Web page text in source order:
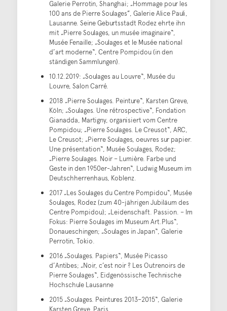
Galerie Perrotin, Shanghai; „Hommage pour les
100 ans de Pierre Soulages”, Galerie Alice Pauli,
Lausanne. Seine Geburtsstadt Rodez ehrte ihn
mit „Pierre Soulages, un musée imaginaire“,
Musée Fenaille; „Soulages et le Musée national
d’art moderne“, Centre Pompidou (in den
ständigen Sammlungen).
10.12.2019: „Soulages au Louvre“, Musée du
Louvre, Salon Carré.
2018 „Pierre Soulages. Peinture“, Karsten Greve,
Köln; „Soulages. Une rétrospective“, Fondation
Gianadda, Martigny, organisiert vom Centre
Pompidou; „Pierre Soulages. Le Creusot“, ARC,
Le Creusot; „Pierre Soulages, oeuvres sur papier.
Une présentation“, Musée Soulages, Rodez;
„Pierre Soulages. Noir – Lumière. Farbe und
Geste in den 1950er-Jahren“, Ludwig Museum im
Deutschherrenhaus, Koblenz.
2017 „Les Soulages du Centre Pompidou“, Musée
Soulages, Rodez (zum 40-jährigen Jubiläum des
Centre Pompidou); „Leidenschaft. Passion. – Im
Fokus: Pierre Soulages im Museum Art.Plus“,
Donaueschingen; „Soulages in Japan“, Galerie
Perrotin, Tokio.
2016 „Soulages. Papiers“, Musée Picasso
d’Antibes; „Noir, c’est noir ? Les Outrenoirs de
Pierre Soulages“, Eidgenössische Technische
Hochschule Lausanne
2015 „Soulages. Peintures 2013–2015“, Galerie
Karsten Greve, Paris